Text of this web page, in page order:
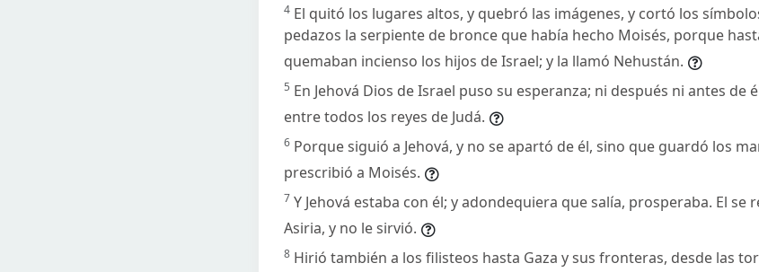
4 El quitó los lugares altos, y quebró las imágenes, y cortó los
pedazos la serpiente de bronce que había hecho Moisés, porque
quemaban incienso los hijos de Israel; y la llamó Nehustán.
5 En Jehová Dios de Israel puso su esperanza; ni después ni antes de
entre todos los reyes de Judá.
6 Porque siguió a Jehová, y no se apartó de él, sino que guardó los
prescribió a Moisés.
7 Y Jehová estaba con él; y adondequiera que salía, prosperaba. El se
Asiria, y no le sirvió.
8 Hirió también a los filisteos hasta Gaza y sus fronteras, desde las